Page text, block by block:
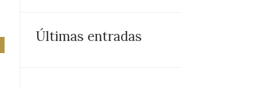
Últimas entradas